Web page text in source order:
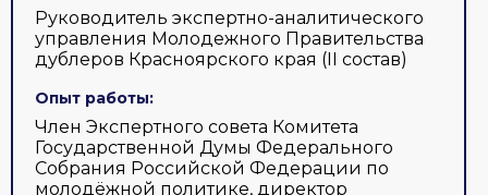
Руководитель экспертно-аналитического
управления Молодежного Правительства
дублеров Красноярского края (II состав)
Опыт работы:
Член Экспертного совета Комитета
Государственной Думы Федерального
Собрания Российской Федерации по
молодёжной политике, директор